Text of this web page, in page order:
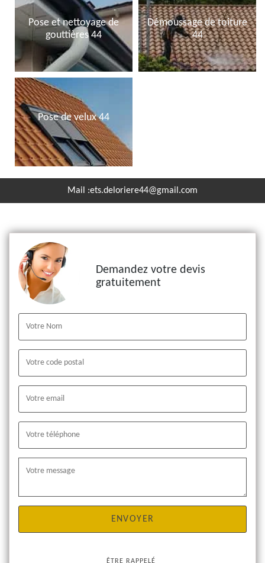
Pose et nettoyage de
gouttières 44
Démoussage de toiture
44
Pose de velux 44
Mail :ets.deloriere44@gmail.com
Demandez votre devis
gratuitement
ÊTRE RAPPELÉ